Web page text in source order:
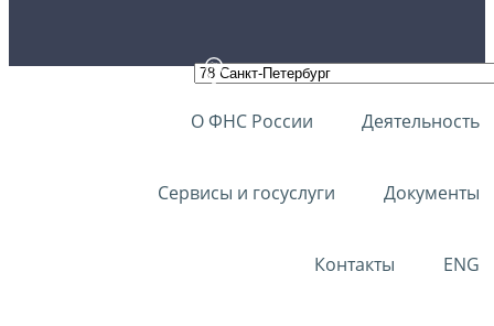
О ФНС России Деятельность
Сервисы и госуслуги Документы
Контакты ENG